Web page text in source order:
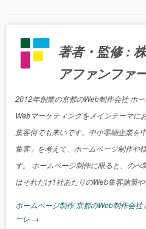
著者・監修 :
アファンファ
2012年創業の京都のWeb制作会社 ホ
Webマーケティングをメインテーマに
集客何でも来いです。中小零細企業を
集客」を考えて、ホームページ制作や
す。 ホームページ制作に限ると、の
はそれだけ1社あたりのWeb集客施策
ホームページ制作 京都のWeb制作会
ーレ →